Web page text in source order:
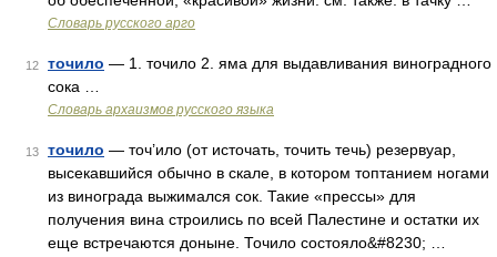
Словарь русского арго
12 точило — 1. точило 2. яма для выдавливания виноградного
сока …
Cловарь архаизмов русского языка
13 точило — точ’ило (от источать, точить течь) резервуар,
высекавшийся обычно в скале, в котором топтанием ногами
из винограда выжимался сок. Такие «прессы» для
получения вина строились по всей Палестине и остатки их
еще встречаются доныне. Точило состояло&#8230; …